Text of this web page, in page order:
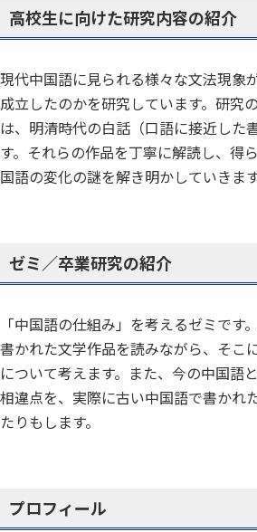
高校生に向けた研究内容の紹介
現代中国語に見られる様々な文法現象
成立したのかを研究しています。研究
は、明清時代の白話（口語に接近した
す。それらの作品を丁寧に解読し、得
国語の変化の謎を解き明かしていきます
ゼミ／卒業研究の紹介
「中国語の仕組み」を考えるゼミです
書かれた文学作品を読みながら、そこ
について考えます。また、今の中国語
相違点を、実際に古い中国語で書かれ
たりもします。
プロフィール